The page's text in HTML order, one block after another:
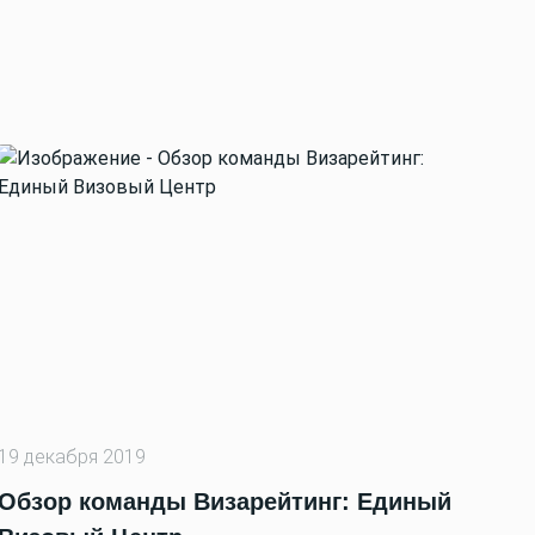
декабря 2019
команды Визарейтинг: Единый